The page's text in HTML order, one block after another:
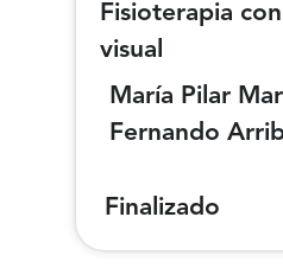
Fisioterapia
visual
María Pilar
Fernando
Finalizado